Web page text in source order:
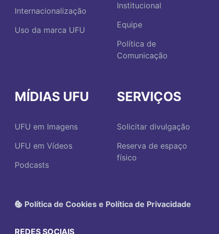
Internacionalização
Uso da marca UFU
Institucional
Equipe
Política de
Comunicação
MÍDIAS UFU
UFU em Imagens
UFU em Vídeos
Podcasts
SERVIÇOS
Solicitar divulgação
Reserva de espaço
físico
Política de Cookies e Política de Privacidade
REDES SOCIAIS